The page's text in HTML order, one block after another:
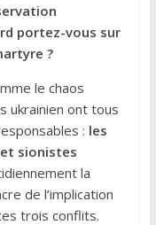
portez-vous sur
?
le chaos
ukrainien ont tous
: les
sionistes
la
de l’implication
trois conflits.